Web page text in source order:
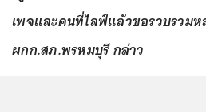
เพจและคนที่ไลฟ์แล้วขอรวบรวม
ผกก.สภ.พรหมบุรี กล่าว